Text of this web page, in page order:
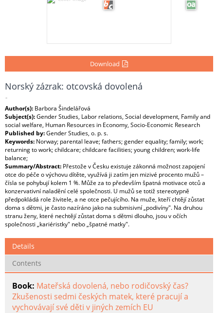
Download
Norský zázrak: otcovská dovolená
-
Author(s): Barbora Šindelářová
Subject(s):Gender Studies, Labor relations, Social development, Family and
social welfare, Human Resources in Economy, Socio-Economic Research
Published by:Gender Studies, o. p. s.
Keywords: Norway; parental leave; fathers; gender equality; family; work;
returning to work; childcare; childcare facilities; young children; work-life
balance;
Summary/Abstract: Přestože v Česku existuje zákonná možnost zapojení
otce do péče o výchovu dítěte, využívá ji zatím jen mizivé procento mužů –
čísla se pohybují kolem 1 %. Může za to především špatná motivace otců a
konzervativní naladění celé společnosti. U mužů se totiž stereotypně
předpokládá role živitele, a ne otce pečujícího. Na muže, kteří chtějí zůstat
doma s dětmi, je často nazíráno jako na submisivní „podivíny". Na druhou
stranu ženy, které nechtějí zůstat doma s dětmi dlouho, jsou v očích
společnosti „kariéristky" nebo „špatné matky".
Details
Contents
Book: Mateřská dovolená, nebo rodičovský čas?
Zkušenosti sedmi českých matek, které pracují a
vychovávají své děti v jiných zemích EU